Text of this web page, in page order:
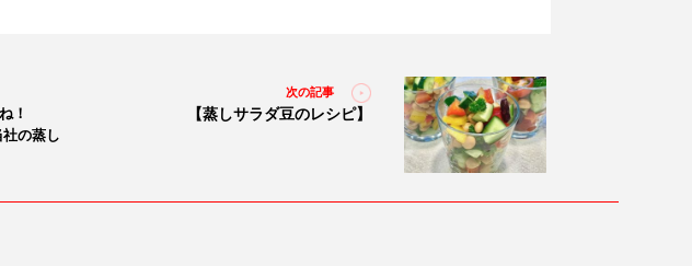
！
の蒸し
次の記事
【蒸しサラダ豆のレシピ】